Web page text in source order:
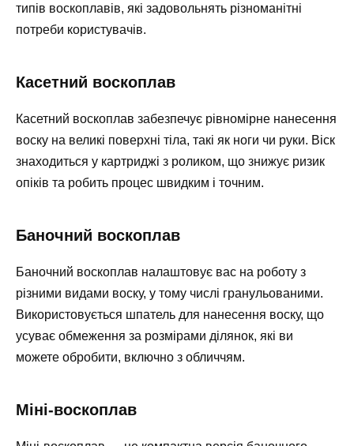
типів воскоплавів, які задовольнять різноманітні
потреби користувачів.
Касетний воскоплав
Касетний воскоплав забезпечує рівномірне нанесення
воску на великі поверхні тіла, такі як ноги чи руки. Віск
знаходиться у картриджі з роликом, що знижує ризик
опіків та робить процес швидким і точним.
Баночний воскоплав
Баночний воскоплав налаштовує вас на роботу з
різними видами воску, у тому числі гранульованими.
Використовується шпатель для нанесення воску, що
усуває обмеження за розмірами ділянок, які ви
можете обробити, включно з обличчям.
Міні-воскоплав